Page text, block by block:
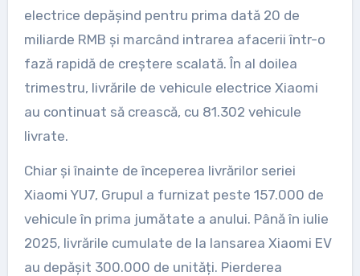
electrice depășind pentru prima dată 20 de
miliarde RMB și marcând intrarea afacerii într-o
fază rapidă de creștere scalată. În al doilea
trimestru, livrările de vehicule electrice Xiaomi
au continuat să crească, cu 81.302 vehicule
livrate.
Chiar și înainte de începerea livrărilor seriei
Xiaomi YU7, Grupul a furnizat peste 157.000 de
vehicule în prima jumătate a anului. Până în iulie
2025, livrările cumulate de la lansarea Xiaomi EV
au depășit 300.000 de unități. Pierderea